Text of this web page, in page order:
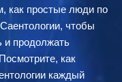
как простые люди по
чтобы
и продолжать
как
каждый